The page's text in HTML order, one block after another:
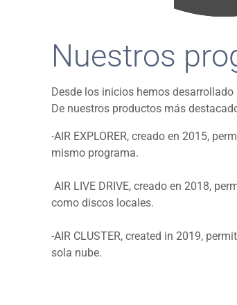
Nuestros
Desde los inicios hemos
De nuestros productos más
-AIR EXPLORER, creado en 2015,
mismo programa.
AIR LIVE DRIVE, creado en 2018,
como discos locales.
-AIR CLUSTER, created in 2019,
sola nube.